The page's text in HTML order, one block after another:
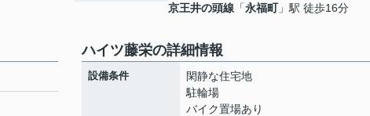
京王井の頭線 「永福町」駅 徒歩16分
ハイツ藤栄の詳細情報
設備条件
閑静な住宅地
駐輪場
バイク置場あり